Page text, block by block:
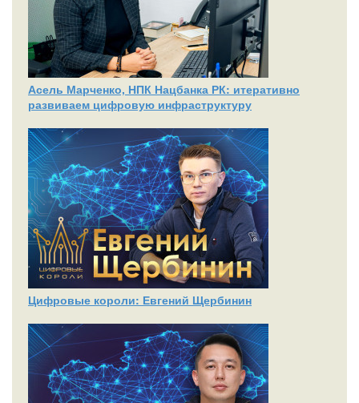
Асель Марченко, НПК Нацбанка РК: итеративно
развиваем цифровую инфраструктуру
Цифровые короли: Евгений Щербинин